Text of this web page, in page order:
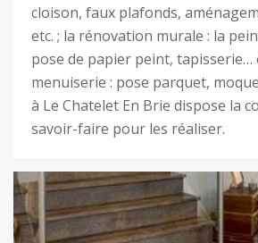
cloison, faux plafonds,
etc. ; la rénovation murale : la
pose de papier peint, tapisserie…
menuiserie : pose parquet,
à Le Chatelet En Brie dispose la
savoir-faire pour les réaliser.